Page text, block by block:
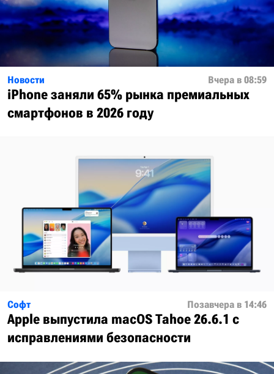
Новости Вчера в 08:59
iPhone заняли 65% рынка премиальных
смартфонов в 2026 году
Софт Позавчера в 14:46
Apple выпустила macOS Tahoe 26.6.1 с
исправлениями безопасности